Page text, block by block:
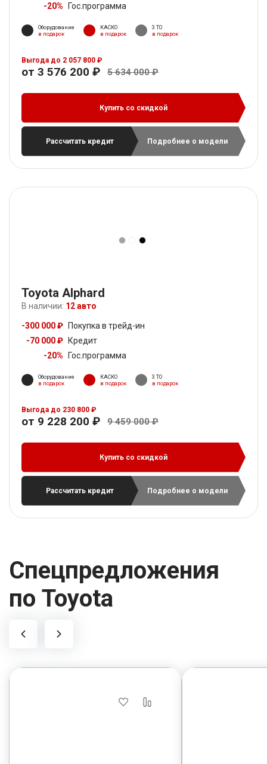
-20% Гос.программа
Оборудование
в подарок
КАСКО
в подарок
3 ТО
в подарок
Выгода до 2 057 800 ₽
от 3 576 200 ₽ 5 634 000 ₽
Купить со скидкой
Рассчитать кредит Подробнее о модели
Toyota Alphard
В наличии: 12 авто
-300 000 ₽ Покупка в трейд-ин
-70 000 ₽ Кредит
-20% Гос.программа
Оборудование
в подарок
КАСКО
в подарок
3 ТО
в подарок
Выгода до 230 800 ₽
от 9 228 200 ₽ 9 459 000 ₽
Купить со скидкой
Рассчитать кредит Подробнее о модели
Спецпредложения
по Toyota